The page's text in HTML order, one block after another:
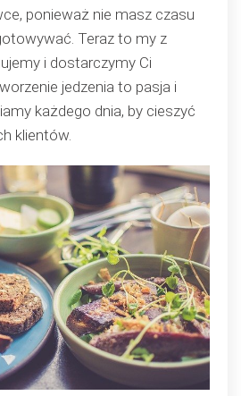
ponieważ nie masz czasu
Teraz to my z
i dostarczymy Ci
jedzenia to pasja i
każdego dnia, by cieszyć
klientów.